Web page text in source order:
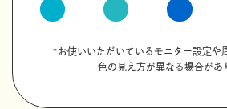
*お使いいただいているモニター設定や
色の見え方が異なる場合があ